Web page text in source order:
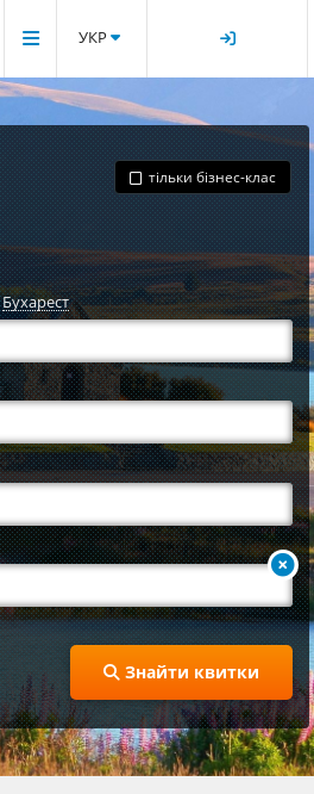
УКР
тільки бізнес-клас
Бухарест
Знайти квитки